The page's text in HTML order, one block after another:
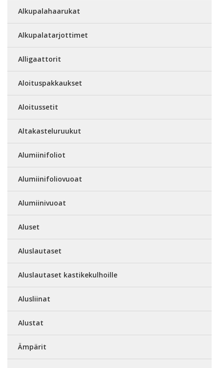
Alkupalahaarukat
Alkupalatarjottimet
Alligaattorit
Aloituspakkaukset
Aloitussetit
Altakasteluruukut
Alumiinifoliot
Alumiinifoliovuoat
Alumiinivuoat
Aluset
Aluslautaset
Aluslautaset kastikekulhoille
Alusliinat
Alustat
Ämpärit